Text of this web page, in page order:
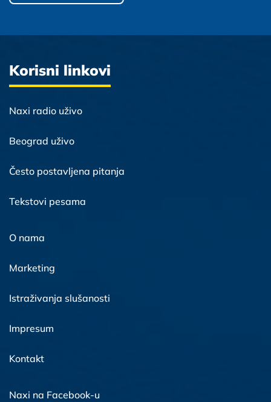
Korisni linkovi
Naxi radio uživo
Beograd uživo
Često postavljena pitanja
Tekstovi pesama
O nama
Marketing
Istraživanja slušanosti
Impresum
Kontakt
Naxi na Facebook-u